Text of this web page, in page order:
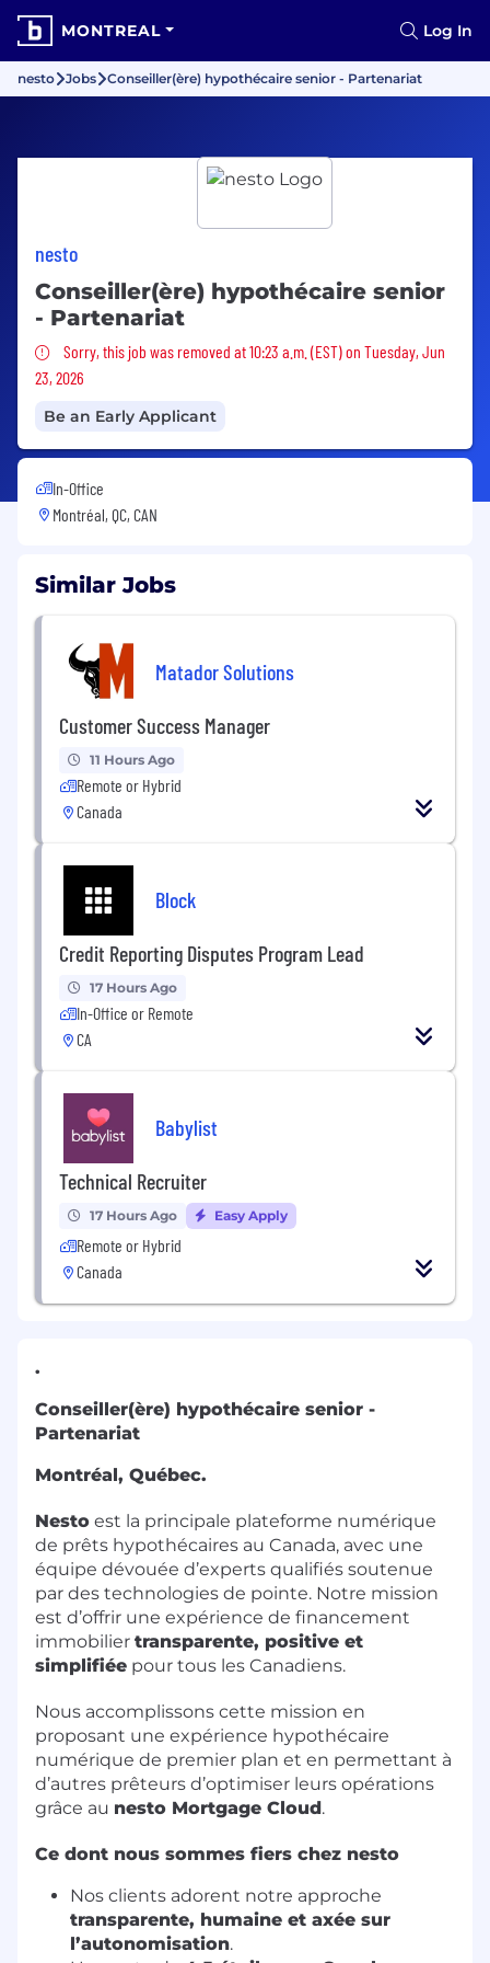
MONTREAL Log In
nesto Jobs Conseiller(ère) hypothécaire senior - Partenariat
nesto
Conseiller(ère) hypothécaire senior
- Partenariat
Sorry, this job was removed
Sorry, this job was removed at 10:23 a.m. (EST) on Tuesday, Jun
23, 2026
Be an Early Applicant
In-Office
Montréal, QC, CAN
Similar Jobs
Matador Solutions
Customer Success Manager
11 Hours Ago
Remote or Hybrid
Canada
Block
Credit Reporting Disputes Program Lead
17 Hours Ago
In-Office or Remote
CA
Babylist
Technical Recruiter
17 Hours Ago Easy Apply
Remote or Hybrid
Canada
.
Conseiller(ère) hypothécaire senior -
Partenariat
Montréal, Québec.
Nesto est la principale plateforme numérique
de prêts hypothécaires au Canada, avec une
équipe dévouée d’experts qualifiés soutenue
par des technologies de pointe. Notre mission
est d’offrir une expérience de financement
immobilier transparente, positive et
simplifiée pour tous les Canadiens.
Nous accomplissons cette mission en
proposant une expérience hypothécaire
numérique de premier plan et en permettant à
d’autres prêteurs d’optimiser leurs opérations
grâce au nesto Mortgage Cloud .
Ce dont nous sommes fiers chez nesto
Nos clients adorent notre approche
transparente, humaine et axée sur
l’autonomisation.